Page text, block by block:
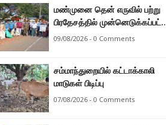
மண்முனை தென் எருவில் பற்று
பிரதேசத்தில் முன்னெடுக்கப்பட்ட
தேசிய தூய்மை தினம்.
09/08/2026 - 0 Comments
சம்மாந்துறையில் கட்டாக்காலி
மாடுகள் பிடிப்பு
07/08/2026 - 0 Comments